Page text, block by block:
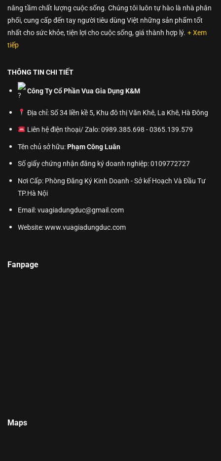
nâng tầm chất lượng cuộc sống. Chúng tôi luôn tự hào là nhà phân
phối, cung cấp đến tay người tiêu dùng Việt những sản phẩm tốt
nhất cho sức khỏe, tiện lợi cho cuộc sống, giá thành hợp lý. + Xem
tiếp
THÔNG TIN CHI TIẾT
Công Ty Cổ Phần Vua Gia Dụng K&M
Địa chỉ: Số 34 liền kề 5, Khu đô thị Văn Khê, La Khê, Hà Đông
Liên hệ điện thoại/ Zalo: 0989.385.698 - 0365.139.579
Tên chủ sở hữu:Phạm Công Luân
Số giấy chứng nhận đăng ký doanh nghiệp: 0109772727
Nơi Cấp: Phòng Đăng Ký Kinh Doanh - Sở kế Hoạch Và Đầu Tư
TP.Hà Nội
Email: vuagiadungduc@gmail.com
Website:www.vuagiadungduc.com
Fanpage
Maps